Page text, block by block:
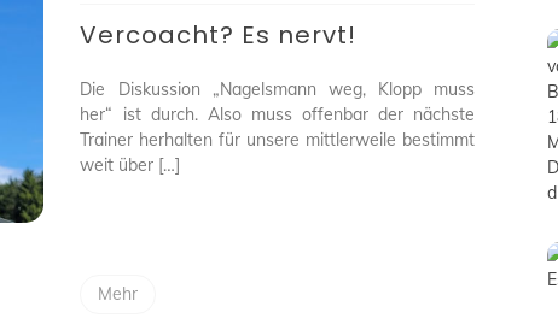
nervt!
Vercoacht? Es nervt!
Die Diskussion „Nagelsmann weg, Klopp muss
her“ ist durch. Also muss offenbar der nächste
Trainer herhalten für unsere mittlerweile bestimmt
weit über […]
Mehr